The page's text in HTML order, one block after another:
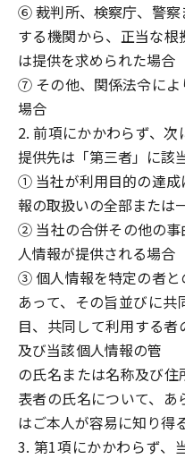
⑥ 裁判所、検察庁、警察
する機関から、正当な
は提供を求められた場合
⑦ その他、関係法令によ
場合
2. 前項にかかわらず、
提供先は「第三者」に該
① 当社が利用目的の達成
報の取扱いの全部または
② 当社の合併その他の事
人情報が提供される場合
③ 個人情報を特定の者と
あって、その旨並びに
目、共同して利用する
及び当該個人情報の
の氏名または名称及び
表者の氏名について、
はご本人が容易に知り得
3. 第1項にかかわらず、